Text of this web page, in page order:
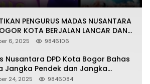
PENGURUS MADAS NUSANTARA
KOTA BERJALAN LANCAR DAN
6, 2025 9846106
Nusantara DPD Kota Bogor Bahas
Jangka Pendek dan Jangka
24, 2025 9846084